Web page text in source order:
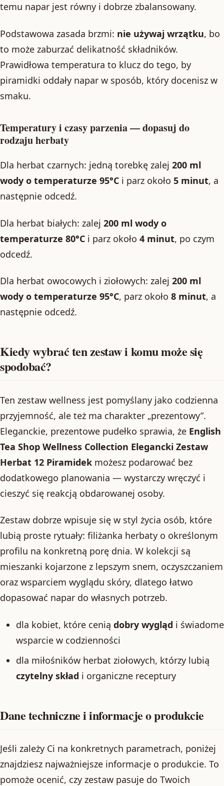
temu napar jest równy i dobrze zbalansowany.
Podstawowa zasada brzmi: nie używaj wrzątku, bo
to może zaburzać delikatność składników.
Prawidłowa temperatura to klucz do tego, by
piramidki oddały napar w sposób, który docenisz w
smaku.
Temperatury i czasy parzenia — dopasuj do
rodzaju herbaty
Dla herbat czarnych: jedną torebkę zalej 200 ml
wody o temperaturze 95°C i parz około 5 minut, a
następnie odcedź.
Dla herbat białych: zalej 200 ml wody o
temperaturze 80°C i parz około 4 minut, po czym
odcedź.
Dla herbat owocowych i ziołowych: zalej 200 ml
wody o temperaturze 95°C, parz około 8 minut, a
następnie odcedź.
Kiedy wybrać ten zestaw i komu może się
spodobać?
Ten zestaw wellness jest pomyślany jako codzienna
przyjemność, ale też ma charakter „prezentowy”.
Eleganckie, prezentowe pudełko sprawia, że English
Tea Shop Wellness Collection Elegancki Zestaw
Herbat 12 Piramidek możesz podarować bez
dodatkowego planowania — wystarczy wręczyć i
cieszyć się reakcją obdarowanej osoby.
Zestaw dobrze wpisuje się w styl życia osób, które
lubią proste rytuały: filiżanka herbaty o określonym
profilu na konkretną porę dnia. W kolekcji są
mieszanki kojarzone z lepszym snem, oczyszczaniem
oraz wsparciem wyglądu skóry, dlatego łatwo
dopasować napar do własnych potrzeb.
dla kobiet, które cenią dobry wygląd i świadome
wsparcie w codzienności
dla miłośników herbat ziołowych, którzy lubią
czytelny skład i organiczne receptury
Dane techniczne i informacje o produkcie
Jeśli zależy Ci na konkretnych parametrach, poniżej
znajdziesz najważniejsze informacje o produkcie. To
pomoże ocenić, czy zestaw pasuje do Twoich